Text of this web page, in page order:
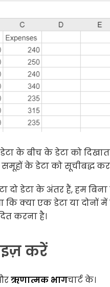
डेटा के बीच के डेटा को
समूहों के डेटा को सूचीबद्ध
दो डेटा के अंतर हैं, हम
क्या एक डेटा या दोनों
करना है।
करें
ऋणात्मक भागचार्ट के।